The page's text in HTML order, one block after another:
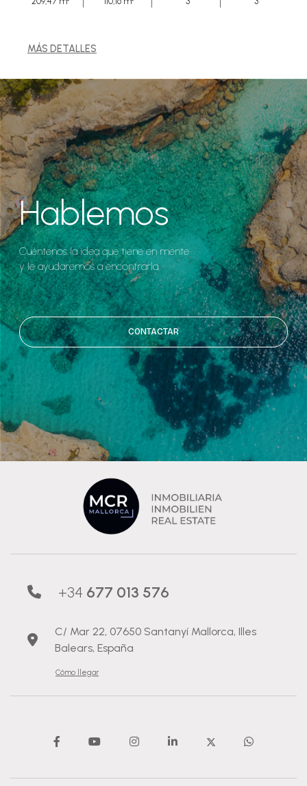
MÁS DETALLES
Hablemos
Cuéntenos la idea que tiene en mente
y le ayudaremos a encontrarla.
CONTACTAR
+34 677 013 576
C/ Mar 22, 07650 Santanyí Mallorca, Illes
Balears, España
Cómo llegar